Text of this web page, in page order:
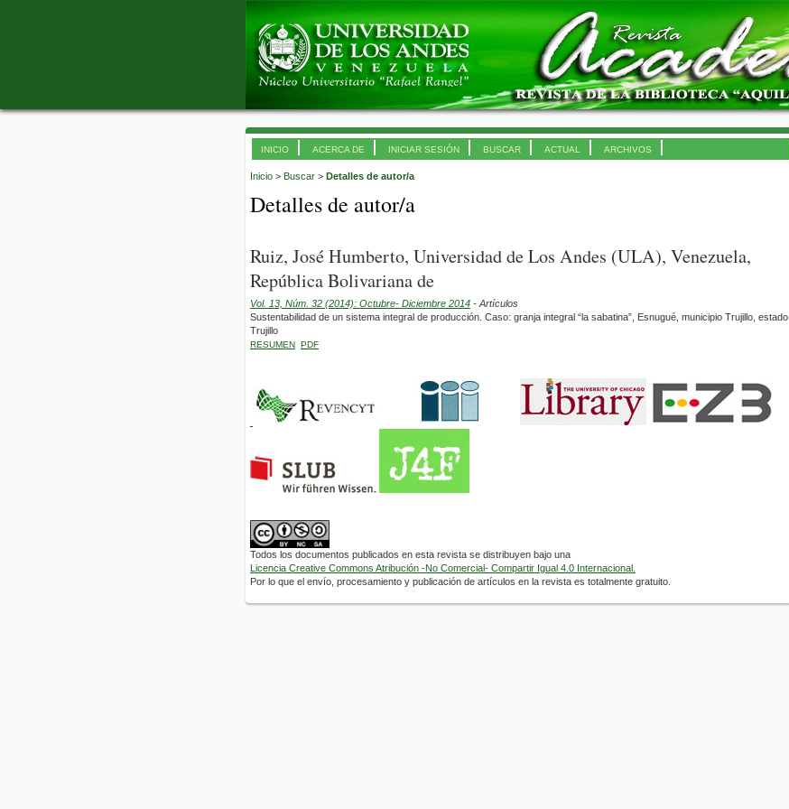
INICIO ACERCA DE INICIAR SESIÓN BUSCAR ACTUAL ARCHIVOS
Inicio > Buscar > Detalles de autor/a
Detalles de autor/a
Ruiz, José Humberto, Universidad de Los Andes (ULA), Venezuela,
República Bolivariana de
Vol. 13, Núm. 32 (2014): Octubre- Diciembre 2014 - Artículos
Sustentabilidad de un sistema integral de producción. Caso: granja integral “la sabatina”, Esnugué, municipio Trujillo, estado
Trujillo
RESUMEN PDF
Todos los documentos publicados en esta revista se distribuyen bajo una
Licencia Creative Commons Atribución -No Comercial- Compartir Igual 4.0 Internacional.
Por lo que el envío, procesamiento y publicación de artículos en la revista es totalmente gratuito.